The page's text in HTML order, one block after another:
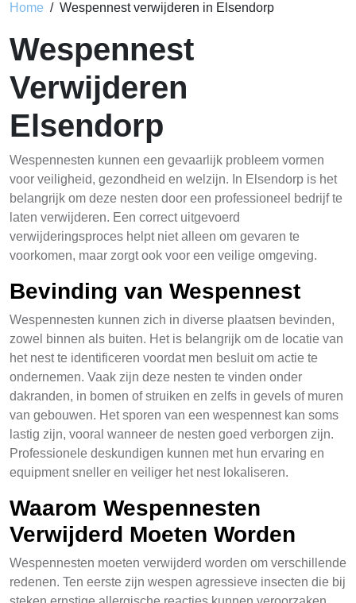
Home Wespennest verwijderen in Elsendorp
Wespennest
Verwijderen
Elsendorp
Wespennesten kunnen een gevaarlijk probleem vormen
voor veiligheid, gezondheid en welzijn. In Elsendorp is het
belangrijk om deze nesten door een professioneel bedrijf te
laten verwijderen. Een correct uitgevoerd
verwijderingsproces helpt niet alleen om gevaren te
voorkomen, maar zorgt ook voor een veilige omgeving.
Bevinding van Wespennest
Wespennesten kunnen zich in diverse plaatsen bevinden,
zowel binnen als buiten. Het is belangrijk om de locatie van
het nest te identificeren voordat men besluit om actie te
ondernemen. Vaak zijn deze nesten te vinden onder
dakranden, in bomen of struiken en zelfs in gevels of muren
van gebouwen. Het sporen van een wespennest kan soms
lastig zijn, vooral wanneer de nesten goed verborgen zijn.
Professionele deskundigen kunnen met hun ervaring en
equipment sneller en veiliger het nest lokaliseren.
Waarom Wespennesten
Verwijderd Moeten Worden
Wespennesten moeten verwijderd worden om verschillende
redenen. Ten eerste zijn wespen agressieve insecten die bij